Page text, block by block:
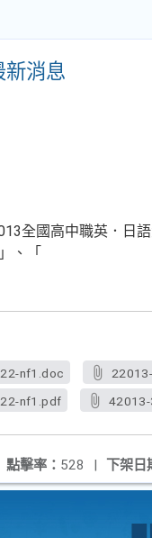
新消息
國高中職英．日
、「
nf1.doc
nf1.pdf
下架日
點擊率： 528 |